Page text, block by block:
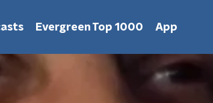
Evergreen Top 1000 App